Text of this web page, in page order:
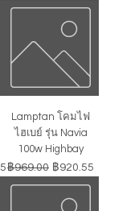
ลด
Lamptan โคมไฟ
ไฮเบย์ รุ่น Navia
100w Highbay
ราคาปกติ
฿969.00 ราคาขายลด
฿920.55